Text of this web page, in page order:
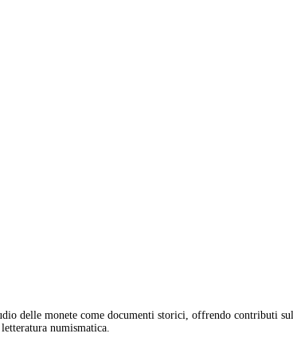
delle monete come documenti storici, offrendo contributi
numismatica.